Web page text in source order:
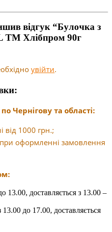
відгук “Булочка з
ТМ Хлібпром 90г
увійти.
Чернігову та області:
від 1000 грн.;
оформленні замовлення
13.00, доставляється з 13.00 –
до 17.00, доставляється